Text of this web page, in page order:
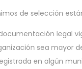
de selección
legal
sea mayor
en algún